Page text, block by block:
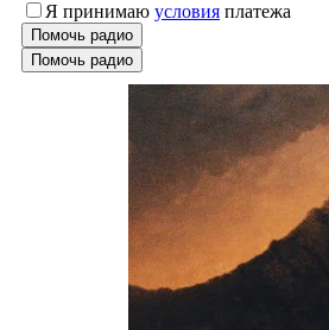
Я принимаю условия платежа
Помочь радио
Помочь радио